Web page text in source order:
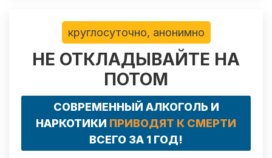
круглосуточно, анонимно
НЕ ОТКЛАДЫВАЙТЕ НА
ПОТОМ
СОВРЕМЕННЫЙ АЛКОГОЛЬ И
НАРКОТИКИ ПРИВОДЯТ К СМЕРТИ
ВСЕГО ЗА 1 ГОД!